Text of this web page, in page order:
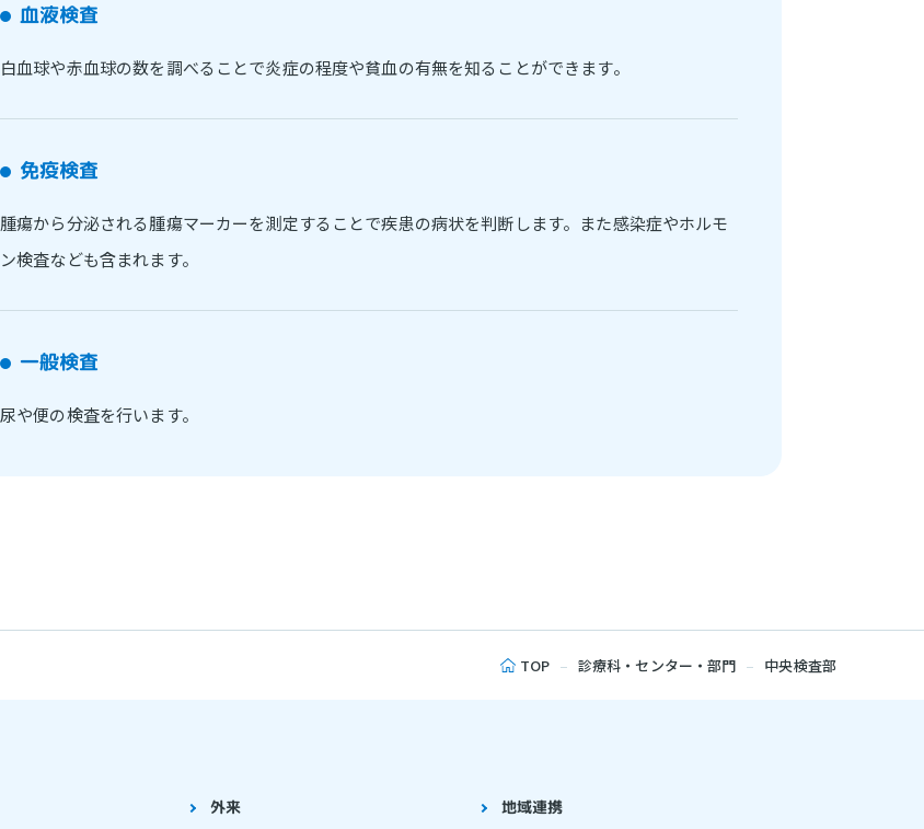
血液検査
白血球や赤血球の数を調べることで炎症の程度や貧血の有無を知ることができます。
免疫検査
腫瘍から分泌される腫瘍マーカーを測定することで疾患の病状を判断します。また感染症やホルモ
ン検査なども含まれます。
一般検査
尿や便の検査を行います。
TOP 診療科・センター・部門 中央検査部
外来 地域連携